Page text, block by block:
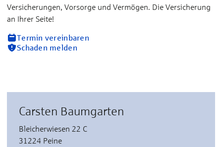
Versicherungen, Vorsorge und Vermögen. Die Versicherung
an Ihrer Seite!
Termin vereinbaren
Schaden melden
Carsten Baumgarten
Bleicherwiesen 22 C
31224 Peine